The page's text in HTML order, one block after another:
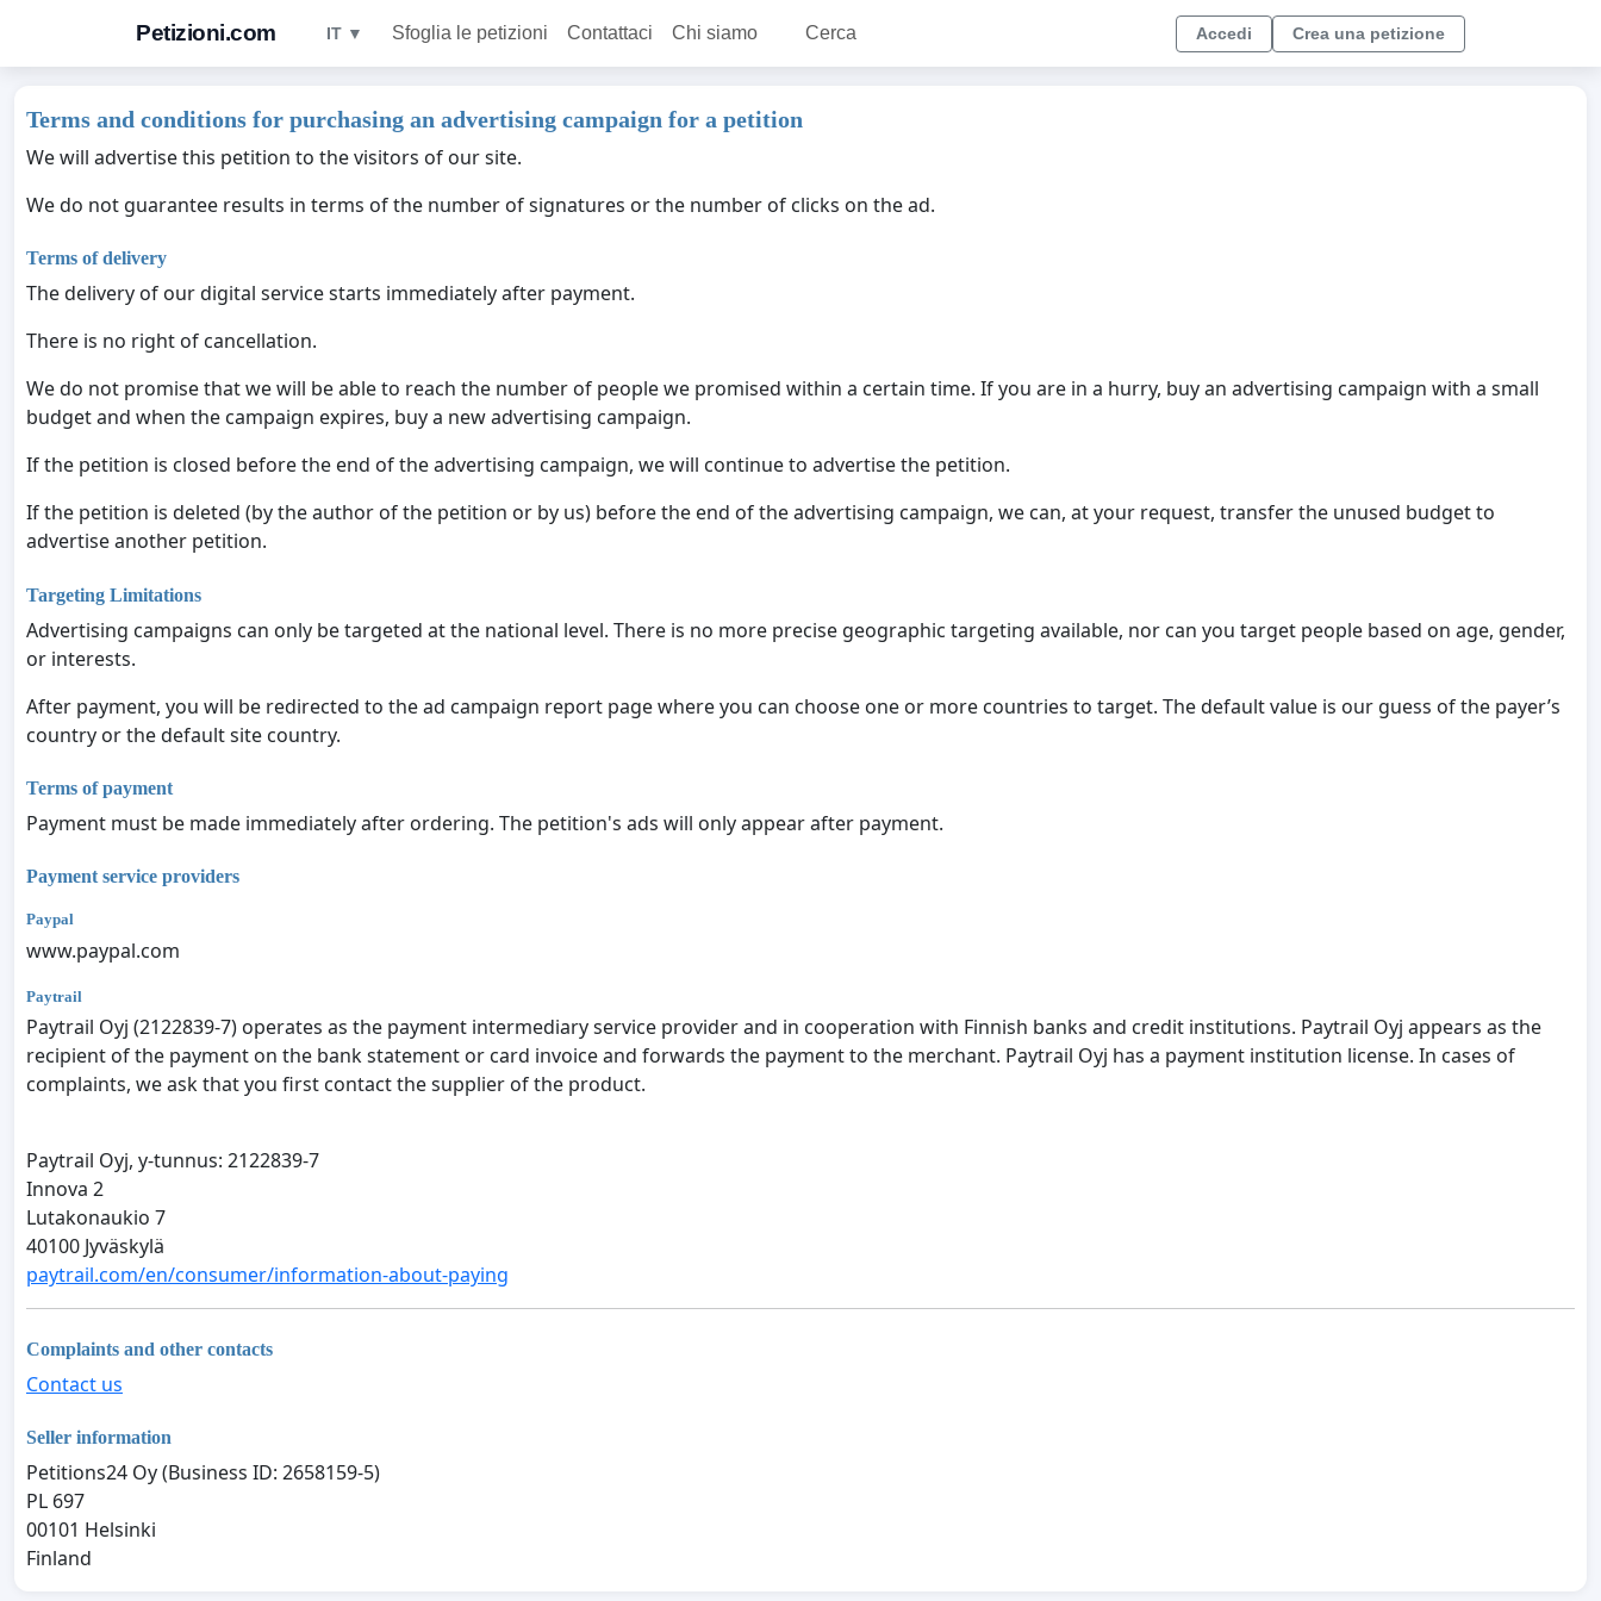
Petizioni.com IT ▼ Sfoglia le petizioni Contattaci Chi siamo Cerca Accedi Crea una petizione
Terms and conditions for purchasing an advertising campaign for a petition
We will advertise this petition to the visitors of our site.
We do not guarantee results in terms of the number of signatures or the number of clicks on the ad.
Terms of delivery
The delivery of our digital service starts immediately after payment.
There is no right of cancellation.
We do not promise that we will be able to reach the number of people we promised within a certain time. If you are in a hurry, buy an advertising campaign with a small
budget and when the campaign expires, buy a new advertising campaign.
If the petition is closed before the end of the advertising campaign, we will continue to advertise the petition.
If the petition is deleted (by the author of the petition or by us) before the end of the advertising campaign, we can, at your request, transfer the unused budget to
advertise another petition.
Targeting Limitations
Advertising campaigns can only be targeted at the national level. There is no more precise geographic targeting available, nor can you target people based on age, gender,
or interests.
After payment, you will be redirected to the ad campaign report page where you can choose one or more countries to target. The default value is our guess of the payer’s
country or the default site country.
Terms of payment
Payment must be made immediately after ordering. The petition's ads will only appear after payment.
Payment service providers
Paypal
www.paypal.com
Paytrail
Paytrail Oyj (2122839-7) operates as the payment intermediary service provider and in cooperation with Finnish banks and credit institutions. Paytrail Oyj appears as the
recipient of the payment on the bank statement or card invoice and forwards the payment to the merchant. Paytrail Oyj has a payment institution license. In cases of
complaints, we ask that you first contact the supplier of the product.
Paytrail Oyj, y-tunnus: 2122839-7
Innova 2
Lutakonaukio 7
40100 Jyväskylä
paytrail.com/en/consumer/information-about-paying
Complaints and other contacts
Contact us
Seller information
Petitions24 Oy (Business ID: 2658159-5)
PL 697
00101 Helsinki
Finland